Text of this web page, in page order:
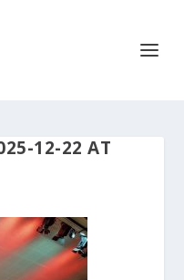
12-22 AT